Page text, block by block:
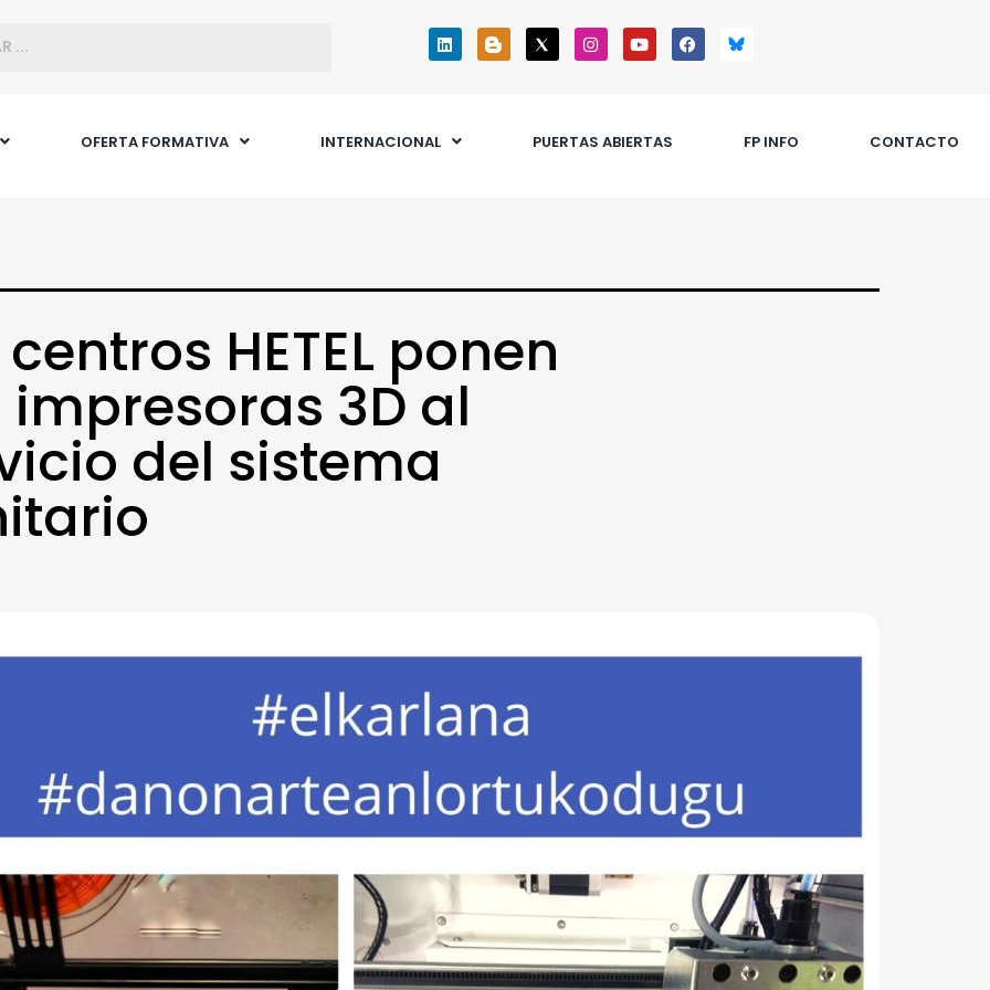
OFERTA FORMATIVA INTERNACIONAL PUERTAS ABIERTAS FP INFO CONTACTO
HETEL ponen
impresoras 3D al
del sistema